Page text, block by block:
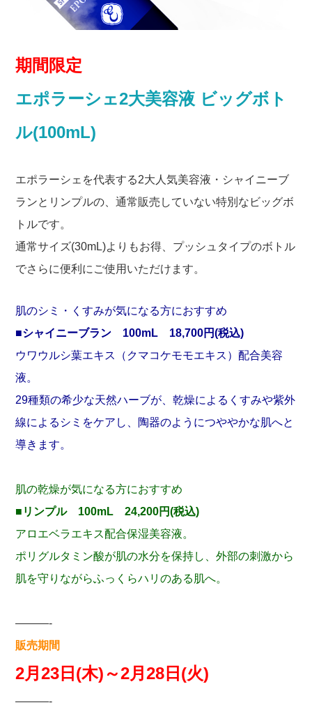
期間限定
エポラーシェ2大美容液 ビッグボト
ル(100mL)
エポラーシェを代表する2大人気美容液・シャイニーブ
ランとリンプルの、通常販売していない特別なビッグボ
トルです。
通常サイズ(30mL)よりもお得、プッシュタイプのボトル
でさらに便利にご使用いただけます。
肌のシミ・くすみが気になる方におすすめ
■シャイニーブラン 100mL 18,700円(税込)
ウワウルシ葉エキス（クマコケモモエキス）配合美容
液。
29種類の希少な天然ハーブが、乾燥によるくすみや紫外
線によるシミをケアし、陶器のようにつややかな肌へと
導きます。
肌の乾燥が気になる方におすすめ
■リンプル 100mL 24,200円(税込)
アロエベラエキス配合保湿美容液。
ポリグルタミン酸が肌の水分を保持し、外部の刺激から
肌を守りながらふっくらハリのある肌へ。
———-
販売期間
2月23日(木)～2月28日(火)
———-